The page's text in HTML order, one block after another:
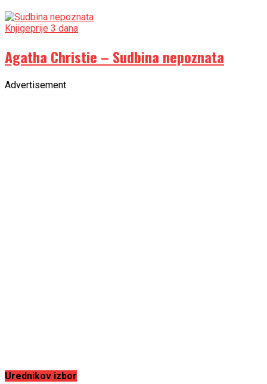
Knjigeprije 3 dana
Agatha Christie – Sudbina nepoznata
Advertisement
Urednikov izbor